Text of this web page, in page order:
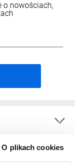
O plikach cookies
o nowościach,